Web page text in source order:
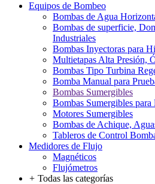
Equipos de Bombeo
Bombas de Agua
Bombas de superficie,
Industriales
Bombas Inyectoras para
Multietapas Alta Presión,
Bombas Tipo Turbina
Bomba Manual para
Bombas Sumergibles
Bombas Sumergibles para
Motores Sumergibles
Bombas de Achique,
Tableros de Control
Medidores de Flujo
Magnéticos
Flujómetros
+ Todas las categorías